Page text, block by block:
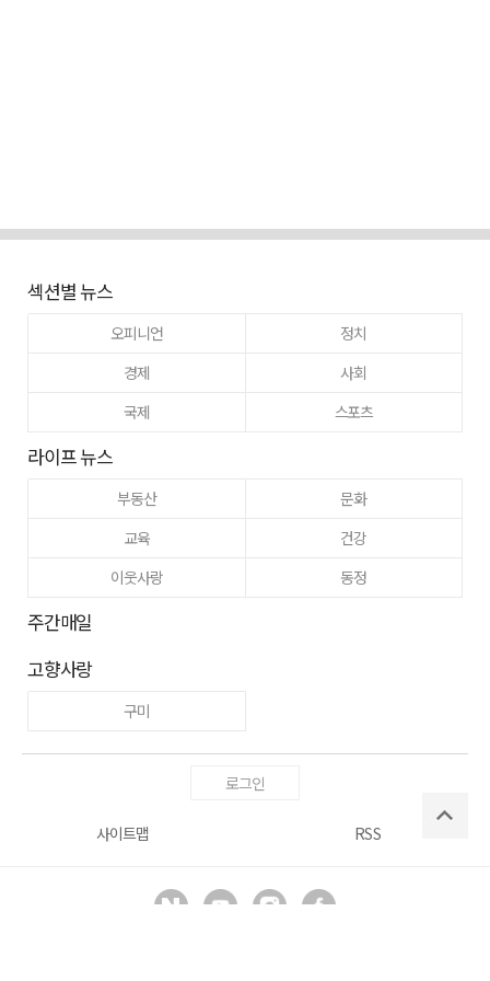
섹션별 뉴스
오피니언
정치
경제
사회
국제
스포츠
라이프 뉴스
부동산
문화
교육
건강
이웃사랑
동정
주간매일
고향사랑
구미
로그인
사이트맵 RSS